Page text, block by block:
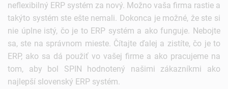
neflexibilný ERP systém za nový. Možno vaša firma rastie a
takýto systém ste ešte nemali. Dokonca je možné, že ste si
nie úplne istý, čo je to ERP systém a ako funguje. Nebojte
sa, ste na správnom mieste. Čítajte ďalej a zistíte, čo je to
ERP, ako sa dá použiť vo vašej firme a ako pracujeme na
tom, aby bol SPIN hodnotený našimi zákazníkmi ako
najlepší slovenský ERP systém.